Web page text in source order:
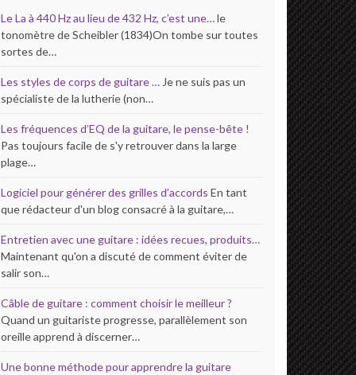
Le La à 440 Hz au lieu de 432 Hz, c’est une…le
tonomètre de Scheibler (1834)On tombe sur toutes
sortes de…
Les styles de corps de guitare … Je ne suis pas un
spécialiste de la lutherie (non…
Les fréquences d’EQ de la guitare, le pense-bête !
Pas toujours facile de s'y retrouver dans la large
plage…
Logiciel pour générer des grilles d’accords En tant
que rédacteur d'un blog consacré à la guitare,…
Entretien avec une guitare : idées recues, produits…
Maintenant qu'on a discuté de comment éviter de
salir son…
Câble de guitare : comment choisir le meilleur ?
Quand un guitariste progresse, parallèlement son
oreille apprend à discerner…
Une bonne méthode pour apprendre la guitare